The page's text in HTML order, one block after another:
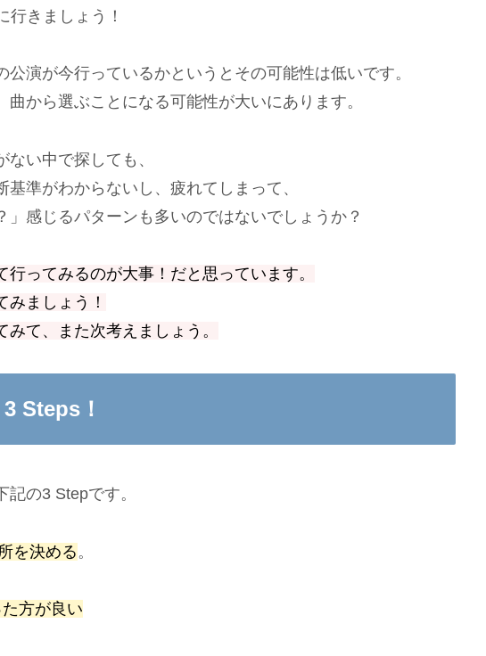
行きましょう！
演が今行っているかというとその可能性は低いです。
から選ぶことになる可能性が大いにあります。
い中で探しても、
準がわからないし、疲れてしまって、
」感じるパターンも多いのではないでしょうか？
ってみるのが大事！だと思っています。
みましょう！
て、また次考えましょう。
Steps！
の3 Stepです。
を決める 。
方が良い